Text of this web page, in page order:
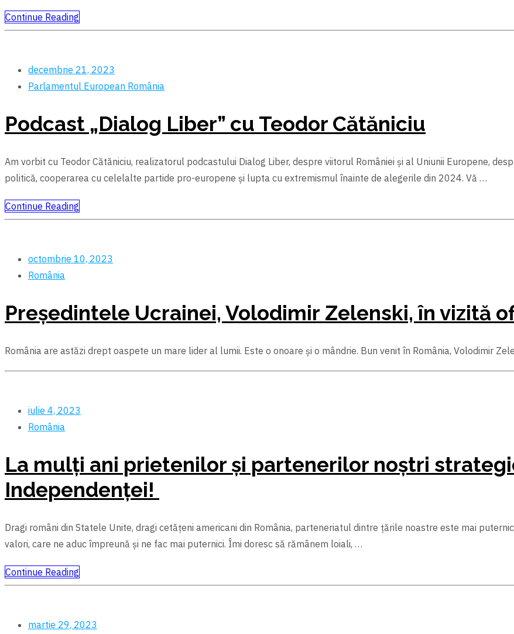
Continue Reading
decembrie 21, 2023
Parlamentul European România
Podcast „Dialog Liber” cu Teodor Cătăniciu
Am vorbit cu Teodor Cătăniciu, realizatorul podcastului Dialog Liber, despre viitorul României și al Uniunii Europene,
politică, cooperarea cu celelalte partide pro-europene și lupta cu extremismul înainte de alegerile din 2024. Vă …
Continue Reading
octombrie 10, 2023
România
Preşedintele Ucrainei, Volodimir Zelenski, în vizită
România are astăzi drept oaspete un mare lider al lumii. Este o onoare şi o mândrie. Bun venit în România, Volodimir
iulie 4, 2023
România
La mulți ani prietenilor și partenerilor noștri
Independenței!
Dragi români din Statele Unite, dragi cetățeni americani din România, parteneriatul dintre țările noastre este mai
valori, care ne aduc împreună și ne fac mai puternici. Îmi doresc să rămânem loiali, …
Continue Reading
martie 29, 2023